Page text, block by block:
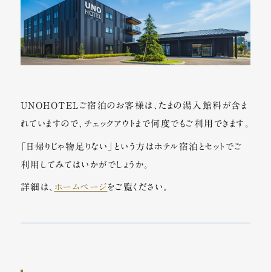
UNOHOTELご宿泊のお客様は、たまの湯入館料が含ま
れていますので、チェックアウトまで何度でもご利用できます。
「日帰りじゃ物足りない」という方はホテル宿泊とセットでご
利用してみてはいかがでしょうか。
詳細は、 ホームページ をご覧ください。